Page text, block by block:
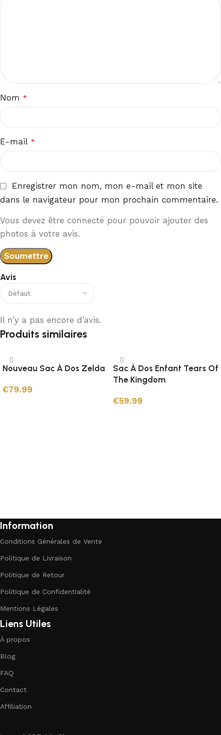
Avis
Il n’y a pas encore d’avis.
Nom *
E-mail *
Enregistrer mon nom, mon e-mail et mon site
dans le navigateur pour mon prochain commentaire.
Vous devez être connecté pour pouvoir ajouter des
photos à votre avis.
Produits similaires
Nouveau Sac À Dos Zelda
€79.99
Sac À Dos Enfant Tears Of
The Kingdom
€59.99
Information
Conditions Générales de Vente
Politique de Livraison
Politique de Retour
Politique de Confidentialité
Mentions Légales
Liens Utiles
À propos
Blog
FAQ
Contact
Affiliation